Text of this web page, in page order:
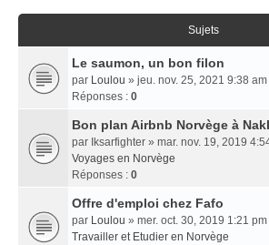
Sujets
Le saumon, un bon filon
par Loulou » jeu. nov. 25, 2021 9:38
Réponses : 0
Bon plan Airbnb Norvège à
par Iksarfighter » mar. nov. 19, 2019
Voyages en Norvège
Réponses : 0
Offre d'emploi chez Fafo
par Loulou » mer. oct. 30, 2019 1:21
Travailler et Etudier en Norvège